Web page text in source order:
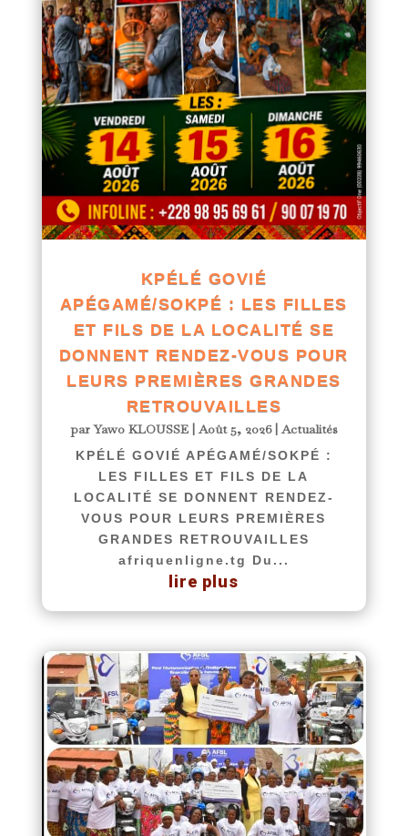
KPÉLÉ GOVIÉ
APÉGAMÉ/SOKPÉ : LES FILLES
ET FILS DE LA LOCALITÉ SE
DONNENT RENDEZ-VOUS POUR
LEURS PREMIÈRES GRANDES
RETROUVAILLES
parYawo KLOUSSE|Août 5, 2026|Actualités
KPÉLÉ GOVIÉ APÉGAMÉ/SOKPÉ :
LES FILLES ET FILS DE LA
LOCALITÉ SE DONNENT RENDEZ-
VOUS POUR LEURS PREMIÈRES
GRANDES RETROUVAILLES
afriquenligne.tg Du...
lire plus